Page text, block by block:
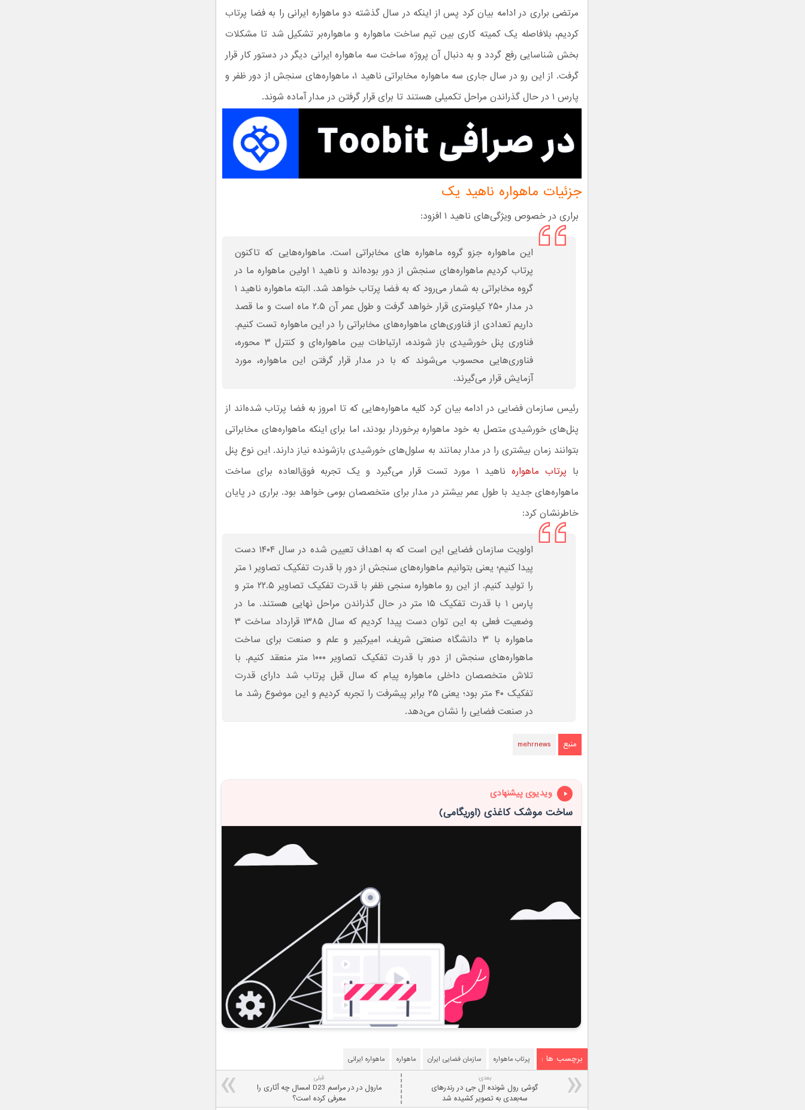
مرتضی براری در ادامه بیان کرد پس از اینکه در سال گذشته دو ماهواره ایرانی را به فضا پرتاب
کردیم، بلافاصله یک کمیته کاری بین تیم ساخت ماهواره و ماهواره‌بر تشکیل شد تا مشکلات
بخش شناسایی رفع گردد و به دنبال آن پروژه ساخت سه ماهواره ایرانی دیگر در دستور کار قرار
گرفت. از این رو در سال جاری سه ماهواره مخابراتی ناهید ۱، ماهواره‌های سنجش از دور ظفر و
پارس ۱ در حال گذراندن مراحل تکمیلی هستند تا برای قرار گرفتن در مدار آماده شوند.
جزئیات ماهواره ناهید یک
براری در خصوص ویژگی‌های ناهید ۱ افزود:
این ماهواره جزو گروه ماهواره های مخابراتی است. ماهواره‌هایی که تاکنون
پرتاب کردیم ماهواره‌های سنجش‌ از دور بوده‌اند و ناهید ۱ اولین ماهواره ما در
گروه مخابراتی به شمار می‌رود که به فضا پرتاب خواهد شد. البته ماهواره ناهید ۱
در مدار ۲۵۰ کیلومتری قرار خواهد گرفت و طول عمر آن ۲.۵ ماه است و ما قصد
داریم تعدادی از فناوری‌های ماهواره‌های مخابراتی را در این ماهواره تست کنیم.
فناوری پنل خورشیدی باز شونده، ارتباطات بین ماهواره‌ای و کنترل ۳ محوره،
فناوری‌هایی محسوب می‌شوند که با در مدار قرار گرفتن این ماهواره، مورد
آزمایش قرار می‌گیرند.
رئیس سازمان فضایی در ادامه بیان کرد کلیه ماهواره‌هایی که تا امروز به فضا پرتاب شده‌اند از
پنل‌های خورشیدی متصل به خود ماهواره برخوردار بودند، اما برای اینکه ماهواره‌های مخابراتی
بتوانند زمان بیشتری را در مدار بمانند به سلول‌های خورشیدی بازشونده نیاز دارند. این نوع پنل
با پرتاب ماهواره
ناهید ۱ مورد تست قرار می‌گیرد و یک تجربه فوق‌العاده برای ساخت
ماهواره‌های جدید با طول عمر بیشتر در مدار برای متخصصان بومی خواهد بود. براری در پایان
خاطرنشان کرد:
اولویت سازمان فضایی این است که به اهداف تعیین شده در سال ۱۴۰۴ دست
پیدا کنیم؛ یعنی بتوانیم ماهواره‌های سنجش از دور با قدرت تفکیک تصاویر ۱ متر
را تولید کنیم. از این رو ماهواره سنجی ظفر با قدرت تفکیک تصاویر ۲۲.۵ متر و
پارس ۱ با قدرت تفکیک ۱۵ متر در حال گذراندن مراحل نهایی هستند. ما در
وضعیت فعلی به این توان دست پیدا کردیم که سال ۱۳۸۵ قرارداد ساخت ۳
ماهواره با ۳ دانشگاه صنعتی شریف، امیرکبیر و علم و صنعت برای ساخت
ماهواره‌های سنجش از دور با قدرت تفکیک تصاویر ۱۰۰۰ متر منعقد کنیم. با
تلاش متخصصان داخلی ماهواره پیام که سال قبل پرتاب شد دارای قدرت
تفکیک ۴۰ متر بود؛ یعنی ۲۵ برابر پیشرفت را تجربه کردیم و این موضوع رشد ما
در صنعت فضایی را نشان می‌دهد.
منبع mehrnews
ویدیوی پیشنهادی
ساخت موشک کاغذی (اوریگامی)
برچسب ها : پرتاب ماهواره سازمان فضایی ایران ماهواره ماهواره ایرانی
قبلی
مارول در در مراسم D23 امسال چه آثاری را
معرفی کرده است؟
بعدی:
گوشی رول شونده ال جی در رندرهای
سه‌بعدی به تصویر کشیده شد